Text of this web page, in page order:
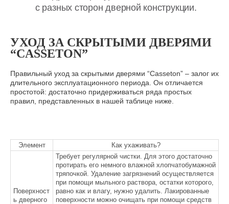
УХОД ЗА СКРЫТЫМИ ДВЕРЯМИ
“CASSETON”
Правильный уход за скрытыми дверями “Casseton” – залог их
длительного эксплуатационного периода. Он отличается
простотой: достаточно придерживаться ряда простых
правил, представленных в нашей таблице ниже.
Элемент Как ухаживать?
Поверхност
ь дверного
Требует регулярной чистки. Для этого достаточно
протирать его немного влажной хлопчатобумажной
тряпочкой. Удаление загрязнений осуществляется
при помощи мыльного раствора, остатки которого,
равно как и влагу, нужно удалить. Лакированные
поверхности можно очищать при помощи средств